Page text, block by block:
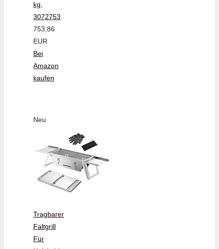
kg,
3072753
753,86
EUR
Bei
Amazon
kaufen
Neu
Tragbarer
Faltgrill
Für